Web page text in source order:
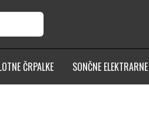
ČRPALKE SONČNE ELEKTRARNE